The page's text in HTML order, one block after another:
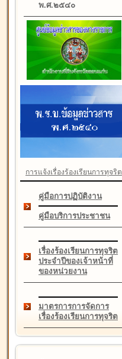
พ.ศ.๒๕๔๐
การแจ้งเรื่องร้องเรียนการทุจริต
คู่มือการปฏิบัติงาน
คู่มือบริการประชาชน
เรื่องร้องเรียนการทุจริต
ประจำปีของเจ้าหน้าที่
ของหน่วยงาน
มาตรการการจัดการ
เรื่องร้องเรียนการทุจริต